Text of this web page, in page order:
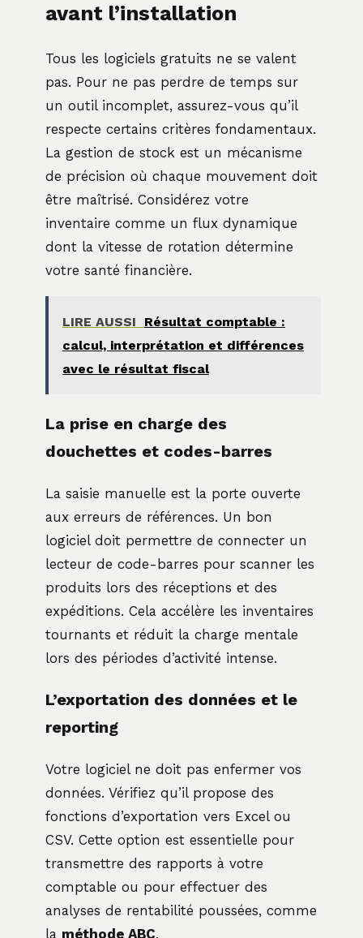
avant l’installation
Tous les logiciels gratuits ne se valent
pas. Pour ne pas perdre de temps sur
un outil incomplet, assurez-vous qu’il
respecte certains critères fondamentaux.
La gestion de stock est un mécanisme
de précision où chaque mouvement doit
être maîtrisé. Considérez votre
inventaire comme un flux dynamique
dont la vitesse de rotation détermine
votre santé financière.
LIRE AUSSI
Résultat comptable :
calcul, interprétation et différences
avec le résultat fiscal
La prise en charge des
douchettes et codes-barres
La saisie manuelle est la porte ouverte
aux erreurs de références. Un bon
logiciel doit permettre de connecter un
lecteur de code-barres pour scanner les
produits lors des réceptions et des
expéditions. Cela accélère les inventaires
tournants et réduit la charge mentale
lors des périodes d’activité intense.
L’exportation des données et le
reporting
Votre logiciel ne doit pas enfermer vos
données. Vérifiez qu’il propose des
fonctions d’exportation vers Excel ou
CSV. Cette option est essentielle pour
transmettre des rapports à votre
comptable ou pour effectuer des
analyses de rentabilité poussées, comme
la méthode ABC.